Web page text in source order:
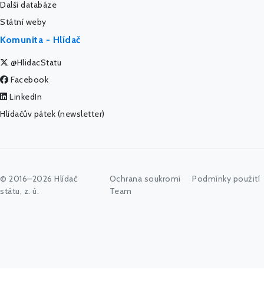
Další databáze
Státní weby
Komunita - Hlídač
@HlidacStatu
Facebook
LinkedIn
Hlídačův pátek (newsletter)
© 2016–2026 Hlídač
státu, z. ú.
Ochrana soukromí
Podmínky použití
Team